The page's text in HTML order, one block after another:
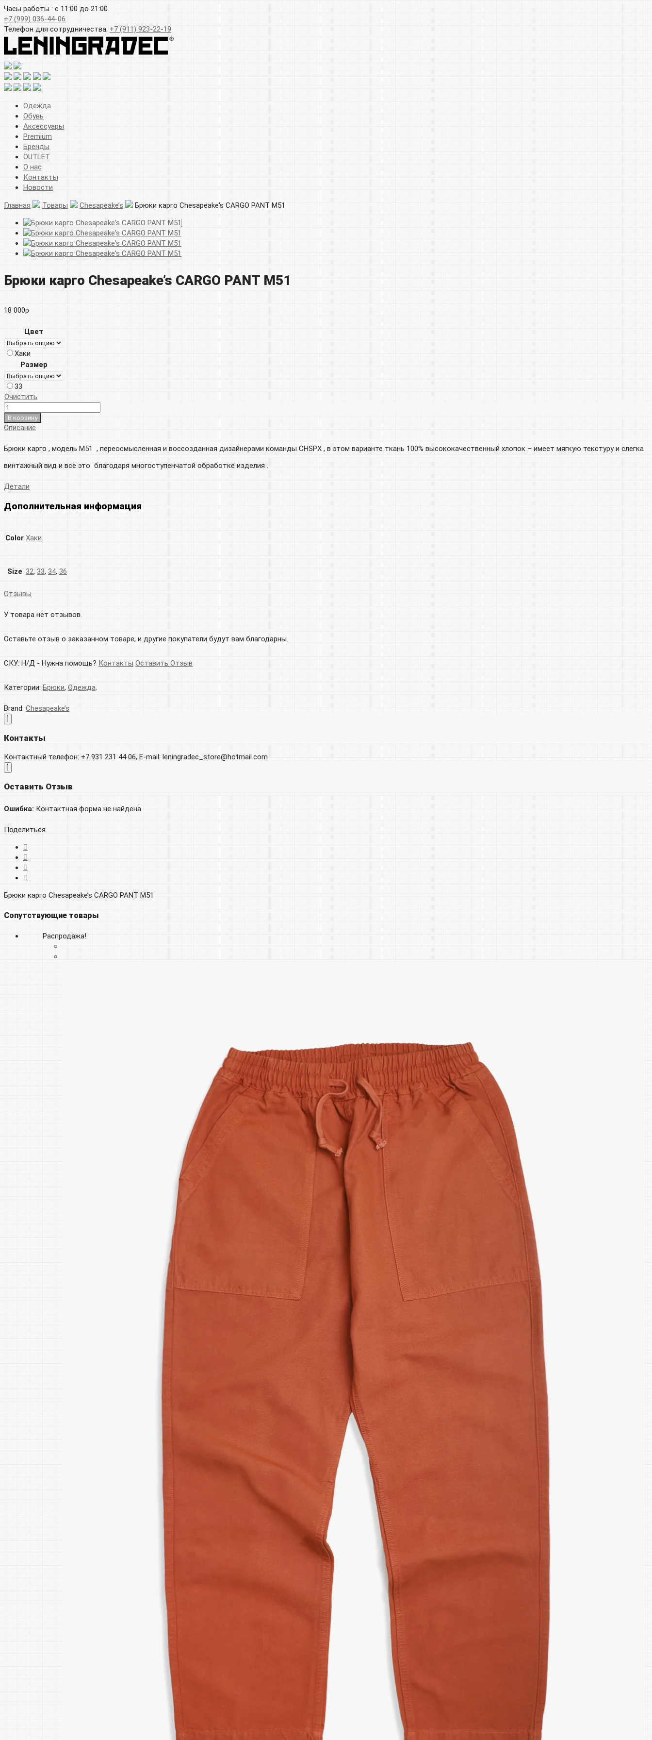
Часы работы : с 11:00 до 21:00
+7 (999) 036-44-06
Телефон для сотрудничества: +7 (911) 923-22-19
Одежда
Обувь
Аксессуары
Premium
Бренды
OUTLET
О нас
Контакты
Новости
Главная Товары Chesapeake’s Брюки карго Chesapeake's CARGO PANT M51
Брюки карго Chesapeake’s CARGO PANT M51
18 000р
Цвет
Хаки
Размер
33
Очистить
В корзину
Описание
Брюки карго , модель M51 , переосмысленная и воссозданная дизайнерами команды CHSPX , в этом варианте ткань 100% высококачественный хлопок – имеет мягкую текстуру и слегка
винтажный вид и всё это благодаря многоступенчатой обработке изделия .
Детали
Дополнительная информация
Color Хаки
Size 32, 33, 34, 36
Отзывы
У товара нет отзывов.
Оставьте отзыв о заказанном товаре, и другие покупатели будут вам благодарны.
СКУ: Н/Д - Нужна помощь? Контакты Оставить Отзыв
Категории: Брюки, Одежда.
Brand: Chesapeake’s
Контакты
Контактный телефон: +7 931 231 44 06, E-mail: leningradec_store@hotmail.com
Оставить Отзыв
Ошибка: Контактная форма не найдена.
Поделиться
Брюки карго Chesapeake’s CARGO PANT M51
Сопутствующие товары
Распродажа!